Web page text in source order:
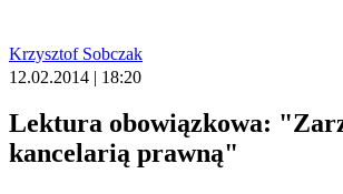
Krzysztof Sobczak
12.02.2014 | 18:20
Lektura obowiązkowa:
kancelarią prawną"